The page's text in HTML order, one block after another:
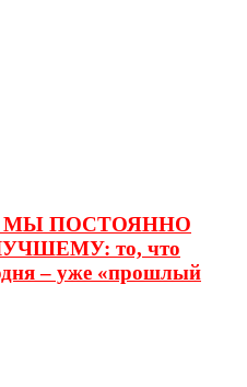
МЫ ПОСТОЯННО
то, что
– уже «прошлый